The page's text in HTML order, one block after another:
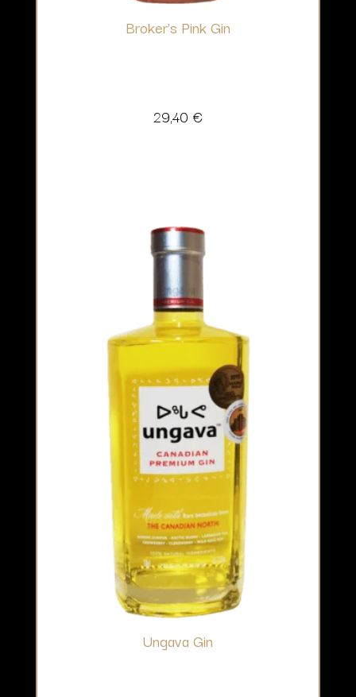
Broker’s Pink Gin
29,40 €
Ungava Gin